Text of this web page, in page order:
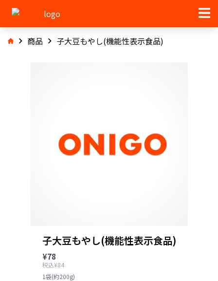
商品 子大豆もやし(機能性表示食品)
子大豆もやし(機能性表示食品)
¥78
税込¥84
1袋(約200g)